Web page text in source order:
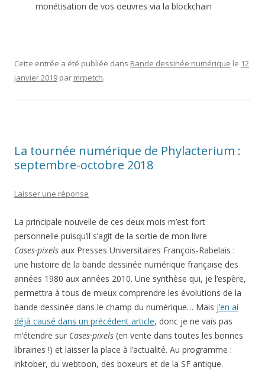
monétisation de vos oeuvres via la blockchain
Cette entrée a été publiée dans Bande dessinée numérique le 12
janvier 2019 par mrpetch.
La tournée numérique de Phylacterium :
septembre-octobre 2018
Laisser une réponse
La principale nouvelle de ces deux mois m’est fort
personnelle puisqu’il s’agit de la sortie de mon livre
Cases·pixels aux Presses Universitaires François-Rabelais :
une histoire de la bande dessinée numérique française des
années 1980 aux années 2010. Une synthèse qui, je l’espère,
permettra à tous de mieux comprendre les évolutions de la
bande dessinée dans le champ du numérique… Mais j’en ai
déjà causé dans un précédent article, donc je ne vais pas
m’étendre sur Cases·pixels (en vente dans toutes les bonnes
librairies !) et laisser la place à l’actualité. Au programme :
inktober, du webtoon, des boxeurs et de la SF antique.